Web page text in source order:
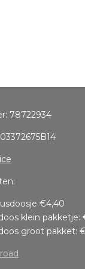
78722934
€4,40
klein pakketje:
groot pakket: